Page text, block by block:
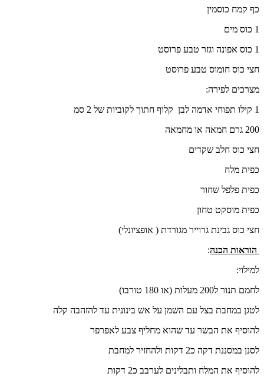
כף קמח כוסמין
1 כוס מים
1 כוס אפונה וגזר טבע פרוסט
חצי כוס חומוס טבע פרוסט
מצרכים לפירה:
1 קילו תפוחי אדמה לבן קלוף חתוך לקוביות של 2 סמ
200 גרם חמאה או מחמאה
חצי כוס חלב שקדים
כפית מלח
כפית פלפל שחור
כפית מוסקט טחון
חצי כוס גבינת גרוייר מגורדת ( אופציונלי)
הוראות הכנה:
למילוי:
לחמם תנור ל200 מעלות (או 180 טורבו)
לטגן במחבת בצל עם השמן על אש בינונית עד להזהבה קלה
להוסיף את הבשר עד שהוא מחליף צבע לאפרפר
לסנן במסננת דקה כ2 דקות ולהחזיר למחבת
להוסיף את המלח ותבלינים לערבב כ2 דקות